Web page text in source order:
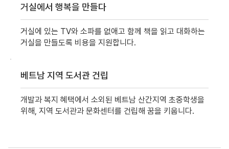
거실에서 행복을 만들다
거실에 있는 TV와 소파를 없애고 함께 책을 읽고 대화하는
거실을 만들도록 비용을 지원합니다.
베트남 지역 도서관 건립
개발과 복지 혜택에서 소외된 베트남 산간지역 초중학생을
위해, 지역 도서관과 문화센터를 건립해 꿈을 키웁니다.